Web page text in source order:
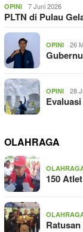
OPINI 7 Juni 2026
PLTN di Pulau
OPINI 26
OPINI 28
OLAHRAGA
150